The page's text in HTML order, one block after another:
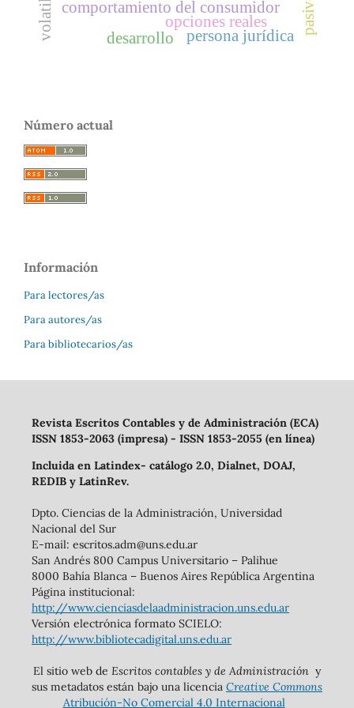
comportamiento del consumidor
opciones reales
persona jurídica
desarrollo
Número actual
Información
Para lectores/as
Para autores/as
Para bibliotecarios/as
Revista Escritos Contables y de Administración (ECA)
ISSN 1853-2063 (impresa) - ISSN 1853-2055 (en línea)
Incluida en Latindex- catálogo 2.0, Dialnet, DOAJ,
REDIB y LatinRev.
Dpto. Ciencias de la Administración, Universidad
Nacional del Sur
E-mail: escritos.adm@uns.edu.ar
San Andrés 800 Campus Universitario – Palihue
8000 Bahía Blanca – Buenos Aires República Argentina
Página institucional:
http://www.cienciasdelaadministracion.uns.edu.ar
Versión electrónica formato SCIELO:
http://www.bibliotecadigital.uns.edu.ar
El sitio web de Escritos contables y de Administración y
sus metadatos están bajo una licencia Creative Commons
Atribución-No Comercial 4.0 Internacional